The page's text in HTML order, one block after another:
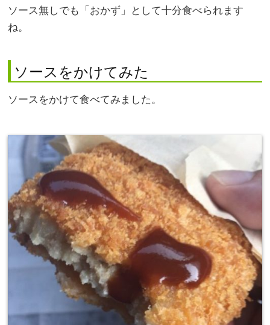
ソース無しでも「おかず」として十分食べられます
ね。
ソースをかけてみた
ソースをかけて食べてみました。